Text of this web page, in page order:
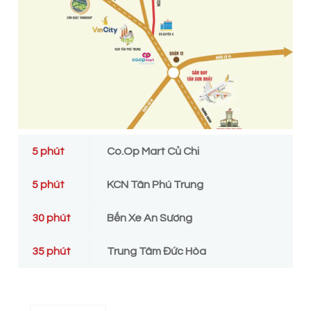
tiện di chuyển qua các quận huyện, trung tâm lân cận
như: đường Hồ Văng Tắng, tuyến đường QL 22, Hương
lộ 2 và tỉnh lộ 8, tỉnh lộ 9,…
Di chuyển đến trung tâm TP. Hồ Chí Minh chỉ chưa đầy
30p, tới sân bay Tân Sơn Nhất chỉ khoảng 20 phút qua
các quận Tân Bình, Tân Phú dễ dàng. Ngoài ra, từ khu
dân cư Happy Residence đến:
Bệnh viện đa khoa huyện Củ Chi, bệnh viện quốc tế
Bến xe An Sương, bến xe Củ Chi 30 phút di chuyển
Cách trung tâm Đức Hòa, Long An 40p
Liền kề các khu công nghiệp trọng điểm KCN Tân Phú
5 phút Co.op Mart Củ Chi
5 phút KCN Tân Phú Trung
30 phút Bến Xe An Sương
35 phút Trung Tâm Đức Hòa